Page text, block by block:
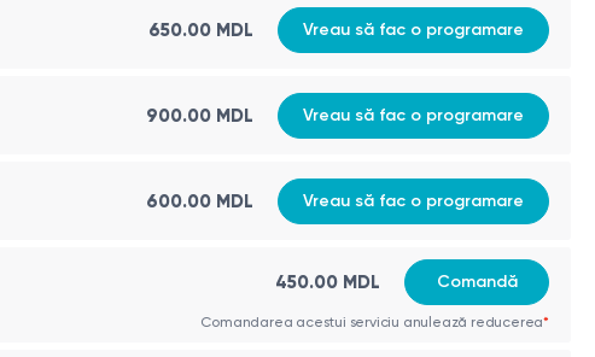
650.00 MDL Vreau să fac o programare
900.00 MDL Vreau să fac o programare
600.00 MDL Vreau să fac o programare
450.00 MDL Comandă
Comandarea acestui serviciu anulează reducerea*